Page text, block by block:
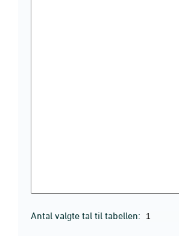
Antal valgte tal til tabellen: